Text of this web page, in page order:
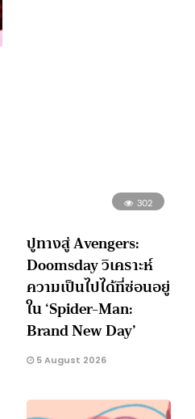
302
ปูทางสู่ Avengers:
Doomsday วิเคราะห์
ความเป็นไปได้ที่ซ่อนอยู่
ใน ‘Spider-Man:
Brand New Day’
5 August 2026